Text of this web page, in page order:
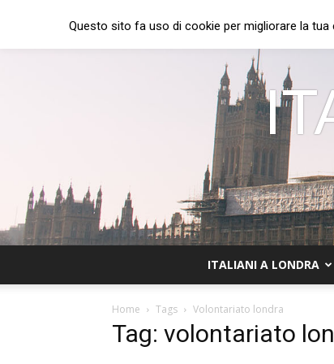
ITALIANI A LONDRA
Home Tags Volontariato londra
Tag: volontariato
Questo sito fa uso di cookie per migliorare la tua